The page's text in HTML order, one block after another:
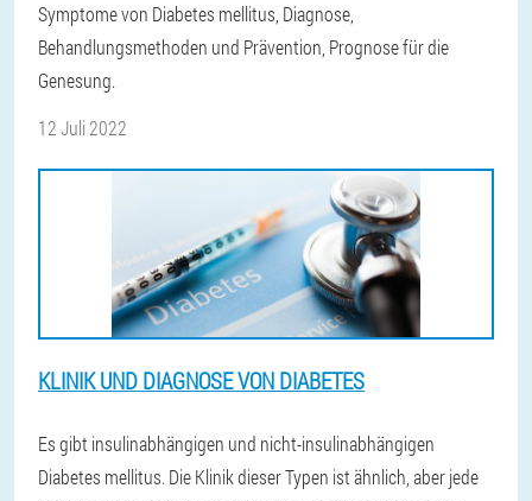
Symptome von Diabetes mellitus, Diagnose,
Behandlungsmethoden und Prävention, Prognose für die
Genesung.
12 Juli 2022
KLINIK UND DIAGNOSE VON DIABETES
Es gibt insulinabhängigen und nicht-insulinabhängigen
Diabetes mellitus. Die Klinik dieser Typen ist ähnlich, aber jede